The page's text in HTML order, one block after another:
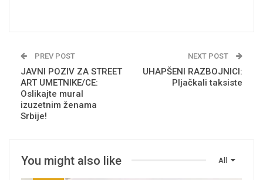
PREV POST
JAVNI POZIV ZA STREET
ART UMETNIKE/CE:
Oslikajte mural
izuzetnim ženama
Srbije!
NEXT POST
UHAPŠENI RAZBOJNICI:
Pljačkali taksiste
All
You might also like